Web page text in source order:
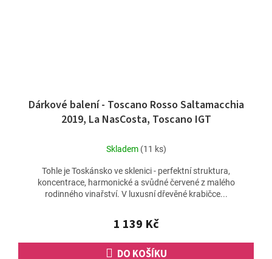
Dárkové balení - Toscano Rosso Saltamacchia
2019, La NasCosta, Toscano IGT
Skladem (11 ks)
1 139 Kč
DO KOŠÍKU
Tohle je Toskánsko ve sklenici - perfektní struktura,
koncentrace, harmonické a svůdné červené z malého
rodinného vinařství. V luxusní dřevěné krabičce...